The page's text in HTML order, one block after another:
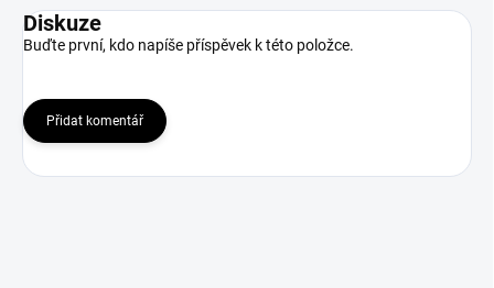
Diskuze
Buďte první, kdo napíše příspěvek k této položce.
Přidat komentář